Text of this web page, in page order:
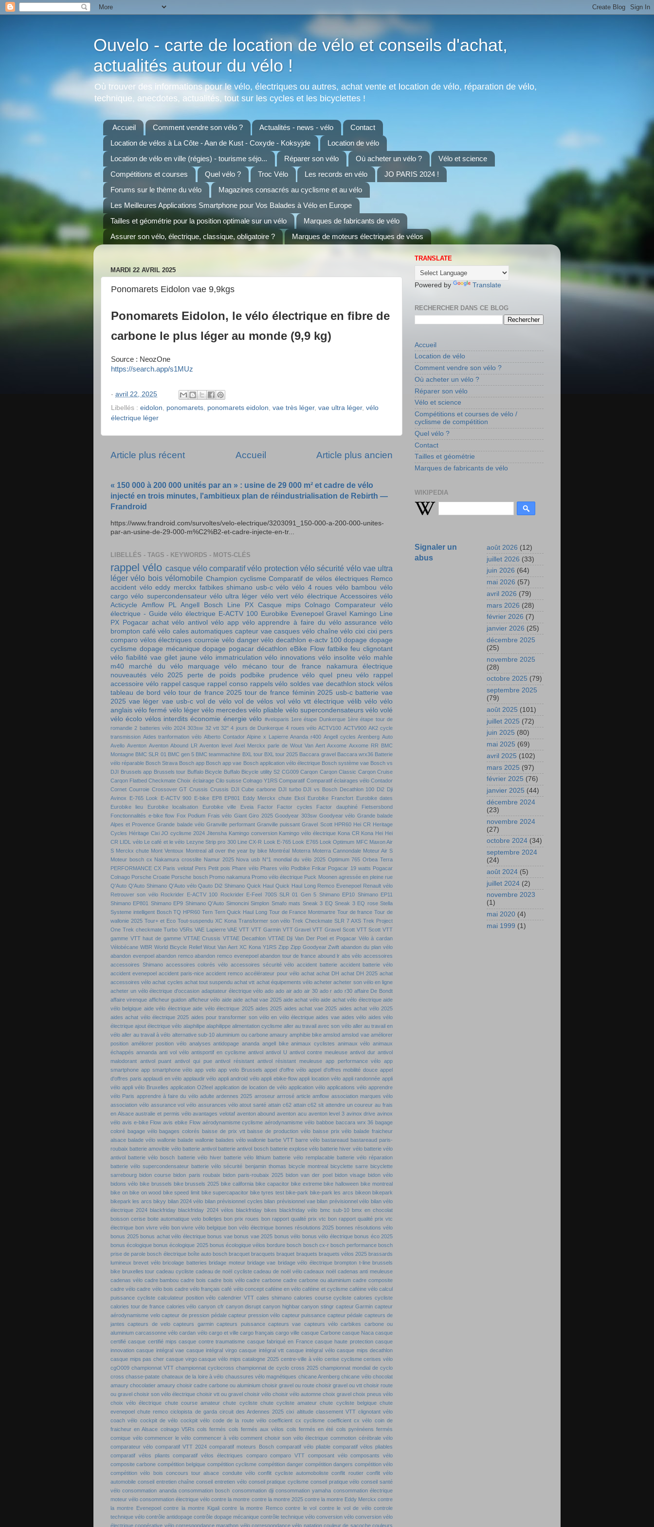
Ouvelo - carte de location de vélo et conseils d'achat,
actualités autour du vélo !
Où trouver des informations pour le vélo, électriques ou autres, achat vente et location de vélo, réparation de vélo,
technique, anecdotes, actualités, tout sur les cycles et les bicyclettes !
Accueil Comment vendre son vélo ? Actualités - news - vélo
Contact
Location de vélos à La Côte - Aan de Kust - Coxyde - Koksyjde
Location de vélo
Location de vélo en ville (régies) - tourisme séjo...
Réparer son vélo Où acheter un vélo ?
Vélo et science
Compétitions et courses
Quel vélo ? Troc Vélo Les records en vélo
JO PARIS 2024 !
Forums sur le thème du vélo
Magazines consacrés au cyclisme et au vélo
Les Meilleures Applications Smartphone pour Vos Balades à Vélo en Europe
Tailles et géométrie pour la position optimale sur un vélo
Marques de fabricants de vélo
Assurer son vélo, électrique, classique, obligatoire ?
Marques de moteurs électriques de vélos
MARDI 22 AVRIL 2025
Ponomarets Eidolon vae 9,9kgs
Ponomarets Eidolon, le vélo électrique en fibre de
carbone le plus léger au monde (9,9 kg)
Source : NeozOne
https://search.app/s1MUz
- avril 22, 2025
Libellés : eidolon, ponomarets, ponomarets eidolon, vae très léger, vae ultra léger, vélo
électrique léger
Article plus récent Article plus ancien
Accueil
« 150 000 à 200 000 unités par an » : usine de 29 000 m² et cadre de vélo
injecté en trois minutes, l'ambitieux plan de réindustrialisation de Rebirth —
Frandroid
https://www.frandroid.com/survoltes/velo-electrique/3203091_150-000-a-200-000-unites-
par-an-usine-de-29-000-m%C2%B2-et-cadre-injecte-en-tr...
LIBELLÉS - TAGS - KEYWORDS - MOTS-CLÉS
rappel vélo casque vélo comparatif vélo protection vélo sécurité vélo vae ultra
léger vélo bois vélomobile Champion cyclisme Comparatif de vélos électriques Remco
accident vélo eddy merckx fatbikes shimano usb-c vélo vélo 4 roues vélo bambou vélo
cargo vélo supercondensateur vélo ultra léger vélo vert vélo électrique Accessoires vélo
Acticycle
Amflow PL Angell Bosch Line PX Casque mips Colnago
Comparateur vélo
électrique - Guide vélo électrique E-ACTV 100 Eurobike Evenepoel Gravel Kamingo Line
PX Pogacar achat vélo antivol vélo app vélo apprendre à faire du vélo assurance vélo
brompton café vélo cales automatiques capteur vae casques vélo chaîne vélo cixi cixi pers
comparo vélos électriques courroie vélo danger vélo decathlon e-actv 100 dopage dopage
cyclisme dopage mécanique dopage pogacar décathlon eBike Flow fatbike feu clignotant
vélo fiabilité vae gilet jaune vélo immatriculation vélo innovations vélo insolite vélo mahle
m40
marché du vélo marquage vélo mécano tour de france
nakamura électrique
nouveautés vélo 2025
perte de poids podbike prudence vélo quel pneu vélo
rappel
accessoire vélo rappel casque rappel conso rappels vélo soldes vae decathlon stock vélos
tableau de bord vélo tour de france 2025 tour de france féminin 2025 usb-c batterie vae
2025 vae léger vae usb-c vol de vélo vol de vélos vol vélo vtt électrique vélib vélo vélo
anglais vélo fermé vélo léger vélo mercedes vélo pliable vélo supercondensateurs vélo volé
vélo écolo vélos interdits économie énergie vélo #veloparis 1ere étape Dunkerque 1ère étape tour de
romandie 2 batteries vélo 2024 303sw 32 vtt 32" 4 jours de Dunkerque 4 roues vélo ACTV100 ACTV900 AK2 cycle
transmission Aides tranformation vélo Alberto Contador Alpine x Lapierre Ananda r400 Angell cycles Arenberg Auto
Avello Aventon Aventon Abound LR Aventon level Axel Merckx parle de Wout Van Aert Axxome Axxome RR BMC
Montagne BMC SLR 01 BMC gen 5 BMC teammachine BXL tour BXL tour 2025 Baccara gravel Baccara wrx36 Batterie
vélo réparable Bosch Strava Bosch app Bosch app vae Bosch application vélo électrique Bosch système vae Bosch vs
DJI Brussels app Brussels tour Buffalo Bicycle Buffalo Bicycle utility S2 CG009 Carqon Carqon Classic Carqon Cruise
Carqon Flatbed Checkmate Choix éclairage Cilo suisse Colnago Y1RS Comparatif Comparatif éclairages vélo Contador
Cornet Courroie Crossover GT Crussis Crussis DJI Cube carbone DJI turbo DJI vs Bosch Decathlon 100 Di2 Dji
Avinox
E-765 Look E-ACTV 900 E-bike EP8 EP801 Eddy Merckx chute Ekoï Eurobike Francfort Eurobike dates
Eurobike lieu
Eurobike localisation Eurobike ville Eveia Factor Factor cycles Factor dauphiné
Fietsersbond
Fonctionnalités e-bike flow Fox Podium Frais vélo Giant Giro 2025 Goodyear 303sw Goodyear vélo Grande balade
Alpes et Provence Grande balade vélo Granville performant Granville puissant Gravel Scott HPR60 Hei CR Heritage
Cycles Héritage Cixi JO cyclisme 2024 Jitensha Kamingo conversion Kamingo vélo électrique Kona CR Kona Hei Hei
CR LIDL vélo Le café et le vélo Lezyne Strip pro 300 Line CX-R Look E-765 Look E765 Look Optimum MFC Maxon Air
S Merckx chute Mont Ventoux Montreal all over the year by bike Montréal Moterra Moterra Cannondale Moteur Air S
Moteur bosch cx Nakamura crosslite Namur 2025 Nova usb N°1 mondial du vélo 2025 Optimum 765 Orbea Terra
PERFORMANCE CX Paris velotaf Pers Petit pois Phare vélo Phares vélo Podbike Frikar Pogacar 19 watts Pogacar
Colnago Porsche Croatie Porsche bosch Promo nakamura Promo vélo électrique Puck Moonen agressée en pleine rue
Q'Auto Q'Auto Shimano Q'Auto vélo Qauto Di2 Shimano Quick Haul Quick Haul Long Remco Evenepoel Renault vélo
Retrouver son vélo Rockrider E-ACTV 100 Rockrider E-Feel 700S SLR 01 Gen 5 Shimano EP10 Shimano EP11
Shimano EP801 Shimano EP9 Shimano Q'Auto Simoncini Simplon Smafo mats Sneak 3 EQ Sneak 3 EQ rose Stella
Systeme intelligent Bosch TQ HPR60 Tern Tern Quick Haul Long Tour de France Montmartre Tour de france Tour de
wallonie 2025 Tour+ et Eco Tout-suspendu XC Kona Transformer son vélo Trek Checkmate SLR 7 AXS Trek Project
One Trek checkmate Turbo V5Rs VAE Lapierre VAE VTT VTT Garmin VTT Gravel VTT Gravel Scott VTT Scott VTT
gamme VTT haut de gamme VTTAE Crussis VTTAE Decathlon VTTAE Dji Van Der Poel et Pogacar Vélo à cardan
Vélobécane WBR World Bicycle Relief Wout Van Aert XC Kona Y1RS Zipp Zipp Goodyear Zwift abandon du plan vélo
abandon evenpoel abandon remco abandon remco evenepoel abandon tour de france abound lr abs vélo accessoires
accessoires Shimano accessoires colorés vélo accessoires sécurité vélo accident batterie accident batterie vélo
accident evenepoel accident paris-nice accident remco accélérateur pour vélo achat achat DH achat DH 2025 achat
accessoires vélo achat cycles achat tout suspendu achat vtt achat équipements vélo acheter acheter son vélo en ligne
acheter un vélo électrique d'occasion adaptateur électrique vélo ado ado air ado air 30 ado r ado r30 affaire De Bondt
affaire virenque afficheur guidon afficheur vélo aide aide achat vae 2025 aide achat vélo aide achat vélo électrique aide
vélo belgique aide vélo électrique aide vélo électrique 2025 aides 2025 aides achat vae 2025 aides achat vélo 2025
aides achat vélo électrique 2025 aides pour transformer son vélo en vélo électrique aides vae aides vélo aides vélo
électrique ajout électrique vélo alaphilipe alaphilippe alimentation cyclisme aller au travail avec son vélo aller au travail en
vélo aller au travail à vélo alternative sub-10 aluminium ou carbone amaury amphibie bike amslod amslod vae améliorer
position améliorer position vélo analyses antidopage ananda angell bike animaux cyclistes animaux vélo animaux
échappés annanda anti vol vélo antisportif en cyclisme antivol antivol U antivol contre meuleuse antivol dur antivol
malodorant antivol puant antivol qui pue antivol résistant antivol résistant meuleuse app performance vélo app
smartphone app smartphone vélo app velo app velo Brussels appel d'offre vélo appel d'offres mobilité douce appel
d'offres paris applaudi en vélo applaudir vélo appli android vélo appli ebike-flow appli location vélo appli randonnée appli
vélo appli vélo Bruxelles application O2feel application de location de vélo application vélo applications vélo apprendre
vélo Paris apprendre à faire du vélo adulte ardennes 2025 arroseur arrrosé article amflow association marques vélo
association vélo assurance vol vélo assurances vélo atout santé attain c62 attain c62 slt attendre un coureur au frais
en Alsace australie et permis vélo avantages velotaf aventon abound aventon acu aventon level 3 avinox drive avinox
vélo avis e-bike Flow avis ebike Flow aérodynamisme cyclisme aérodynamisme vélo babboe baccara wrx 36 bagage
coloré bagage vélo bagages colorés baisse de prix vtt baisse de production vélo baisse prix vélo balade fraicheur
alsace balade vélo wallonie balade wallonie balades vélo wallonie barbe VTT barre vélo bastareaud bastareaud paris-
roubaix batterie amovible vélo batterie antivol batterie antivol bosch batterie explose vélo batterie hiver vélo batterie vélo
antivol batterie vélo bosch batterie vélo hiver batterie vélo lithium batterie vélo remplacable batterie vélo réparation
batterie vélo supercondensateur batterie vélo sécurité benjamin thomas bicycle montreal bicyclette sarre bicyclette
sarrebourg bidon course bidon paris roubaix bidon paris-roubaix 2025 bidon van der poel bidon visage bidon vélo
bidons vélo bike brussels bike brussels 2025 bike california bike capacitor bike extreme bike halloween bike montreal
bike on bike on wood bike speed limit bike supercapacitor bike tyres test bike-park bike-park les arcs bikeon bikepark
bikepark les arcs bikyy bilan 2024 vélo bilan prévisionnel cycles bilan prévisionnel vae bilan prévisionnel vélo bilan vélo
électrique 2024 blackfriday blackfriday 2024 vélos blackfriday bikes blackfriday vélo bmc sub-10 bmx en chocolat
boisson cerise boite automatique velo bolletjes bon prix roues bon rapport qualité prix vtc bon rapport qualité prix vtc
électrique bon vivre vélo bon vivre vélo belgique bon vélo électrique bonnes résolutions 2025 bonnes résolutions vélo
bonus 2025 bonus achat vélo électrique bonus vae bonus vae 2025 bonus vélo bonus vélo électrique bonus éco 2025
bonus écologique bonus écologique 2025 bonus écologique vélos bordure bosch bosch cx-r bosch performance bosch
prise de parole bosch électrique boîte auto bosch bracquet bracquets braquet braquets braquets vélos 2025 brassards
lumineux brevet vélo bricolage batteries bridage moteur bridage vae bridage vélo électrique brompton t-line brussels
bike bruxelles tour cadeau cycliste cadeau de noël cycliste cadeau de noël vélo cadeaux noël cadenas anti meuleuse
cadenas vélo cadre bambou cadre bois cadre bois vélo cadre carbone cadre carbone ou aluminium cadre composite
cadre vélo cadre vélo bois cadre vélo français café vélo concept caféine en vélo caféine et cyclisme caféine vélo calcul
puissance cycliste calculateur position vélo calendrier VTT cales shimano calories course cycliste calories cycliste
calories tour de france calories vélo canyon cfr canyon disrupt canyon highbar canyon stingr capteur Garmin capteur
aérodynamisme velo capteur de pression pédale capteur pression vélo capteur puissance capteur pédale capteurs de
jantes
capteurs de velo capteurs garmin capteurs puissance capteurs vae capteurs vélo carbikes
carbone ou
aluminium carcassonne vélo cardan vélo cargo et ville cargo français cargo ville casque Carbone casque Naca casque
certifié casque certifié mips casque contre traumatisme casque fabriqué en France casque haute protection casque
innovation casque intégral vae casque intégral virgo casque intégral vtt casque intégral vélo casque mips decathlon
casque mips pas cher casque virgo casque vélo mips catalogne 2025 centre-ville à vélo cerise cyclisme cerises vélo
cgO009 championnat VTT championnat cyclocross championnat de cyclo cross 2025 championnat mondial de cyclo
cross chasse-patate chateaux de la loire à vélo chaussures vélo magnétiques chicane Arenberg chicane vélo chocolat
amaury chocolatier amaury choisir cadre carbone ou aluminium choisir gravel ou route choisir gravel ou vtt choisir route
ou gravel choisir son vélo électrique choisir vtt ou gravel choisir vélo choisir vélo automne choix gravel choix pneus vélo
choix vélo électrique chute course amateur chute cycliste chute cycliste amateur chute cycliste belgique chute
evenepoel chute remco ciclopista de garda circuit des Ardennes 2025 cixi altitude classement VTT clignotant vélo
coach vélo cockpit de vélo cockpit vélo code de la route vélo coefficient cx cyclisme coefficient cx vélo coin de
fraicheur en Alsace colnago V5Rs cols fermés cols fermés aux vélos cols fermés en été cols pyrénéens fermés
comique vélo commencer le vélo commencer à vélo comment choisir son vélo électrique commotion cérébrale vélo
comparateur vélo comparatif VTT 2024 comparatif moteurs Bosch comparatif vélo pliable comparatif vélos pliables
comparatif vélos pliants
comparatif vélos électriques comparo comparo VTT composant vélo composants vélo
composite carbone compétition belgique compétition cyclisme compétition danger compétition dangers compétition vélo
compétition vélo bois concours tour alsace conduite vélo conflit cycliste automoboliste conflit routier conflit vélo
automobile conseil entretien chaîne conseil entretien vélo conseil pratique cyclisme conseil pratique vélo conseil santé
vélo consommation ananda consommation bosch consommation dji consommation yamaha consommation électrique
moteur vélo consommation électrique vélo contre la montre contre la montre 2025 contre la montre Eddy Merckx contre
la montre Evenepoel contre la montre Kigali contre la montre Remco contre le vol contre le vol de vélo controle
technique vélo contrôle antidopage contrôle dopage mécanique contrôle technique vélo conversion vélo conversion vélo
électrique coopérative vélo correspondance marathon vélo correspondance vélo natation couleur de sacoche couleurs
TRANSLATE
Powered by Translate
RECHERCHER DANS CE BLOG
Accueil
Location de vélo
Comment vendre son vélo ?
Où acheter un vélo ?
Réparer son vélo
Vélo et science
Compétitions et courses de vélo /
cyclisme de compétition
Quel vélo ?
Contact
Tailles et géométrie
Marques de fabricants de vélo
WIKIPEDIA
Signaler un
abus
août 2026 (12)
juillet 2026 (33)
juin 2026 (64)
mai 2026 (57)
avril 2026 (79)
mars 2026 (28)
février 2026 (7)
janvier 2026 (25)
décembre 2025
(25)
novembre 2025
(28)
octobre 2025 (79)
septembre 2025
(79)
août 2025 (101)
juillet 2025 (72)
juin 2025 (80)
mai 2025 (69)
avril 2025 (102)
mars 2025 (97)
février 2025 (76)
janvier 2025 (44)
décembre 2024
(23)
novembre 2024
(27)
octobre 2024 (34)
septembre 2024
(24)
août 2024 (5)
juillet 2024 (2)
novembre 2023
(1)
mai 2020 (4)
mai 1999 (1)